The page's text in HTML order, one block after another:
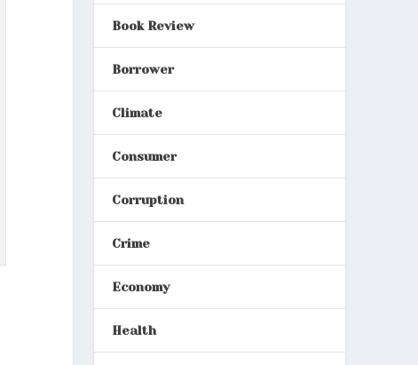
Book Review
Borrower
Climate
Consumer
Corruption
Crime
Economy
Health